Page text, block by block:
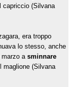
capriccio (Silvana
era troppo
lo stesso, anche
marzo a sminnare
maglione (Silvana